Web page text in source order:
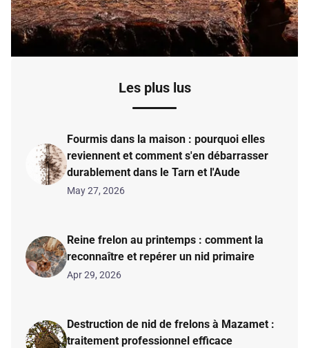
Les plus lus
Fourmis dans la maison : pourquoi elles
reviennent et comment s'en débarrasser
durablement dans le Tarn et l'Aude
May 27, 2026
Reine frelon au printemps : comment la
reconnaître et repérer un nid primaire
Apr 29, 2026
Destruction de nid de frelons à Mazamet :
traitement professionnel efficace